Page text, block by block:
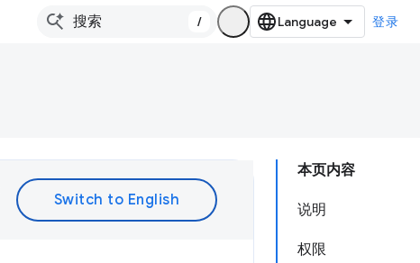
/ 登录
本页内容
说明
权限